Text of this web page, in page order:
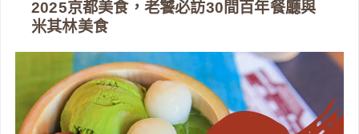
2025京都美食，老饕必訪30間百年餐廳與
米其林美食